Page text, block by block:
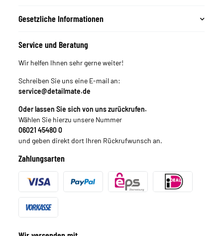
Gesetzliche Informationen
Service und Beratung
Wir helfen Ihnen sehr gerne weiter!
Schreiben Sie uns eine E-mail an:
service@detailmate.de
Oder lassen Sie sich von uns zurückrufen.
Wählen Sie hierzu unsere Nummer
06021 45480 0
und geben direkt dort Ihren Rückrufwunsch an.
Zahlungsarten